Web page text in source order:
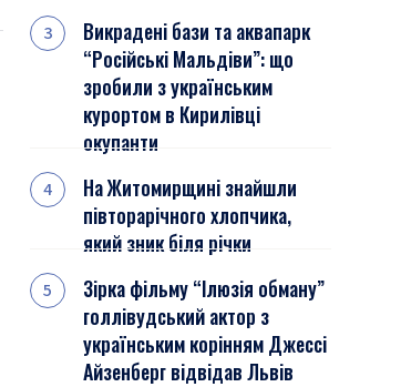
Викрадені бази та аквапарк
“Російські Мальдіви”: що
зробили з українським
курортом в Кирилівці
окупанти
На Житомирщині знайшли
півторарічного хлопчика,
який зник біля річки
Зірка фільму “Ілюзія обману”
голлівудський актор з
українським корінням Джессі
Айзенберг відвідав Львів